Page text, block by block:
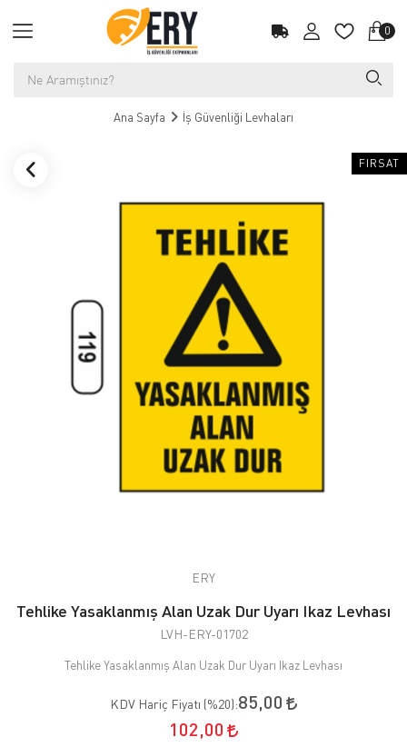
0
Ana Sayfa İş Güvenliği Levhaları
FIRSAT
ERY
Tehlike Yasaklanmış Alan Uzak Dur Uyarı Ikaz Levhası
LVH-ERY-01702
Tehlike Yasaklanmış Alan Uzak Dur Uyarı Ikaz Levhası
KDV Hariç Fiyatı (%20):85,00
102,00